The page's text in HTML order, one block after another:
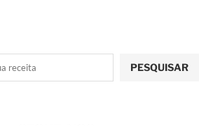
PESQUISAR